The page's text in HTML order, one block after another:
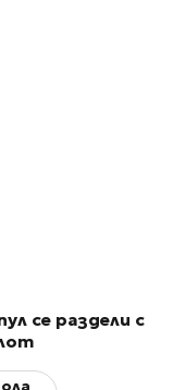
се раздели с